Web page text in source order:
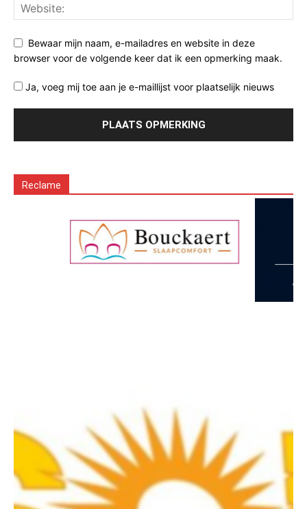
Bewaar mijn naam, e-mailadres en website in deze
browser voor de volgende keer dat ik een opmerking maak.
Ja, voeg mij toe aan je e-maillijst voor plaatselijk nieuws
Reclame